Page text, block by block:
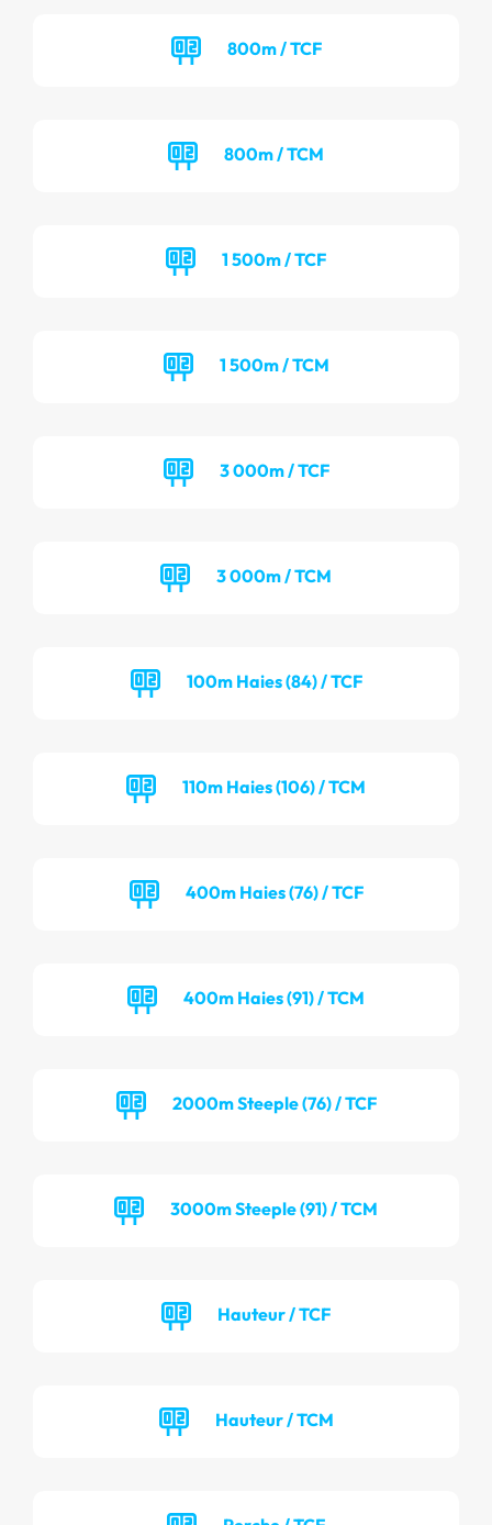
800m / TCF
800m / TCM
1 500m / TCF
1 500m / TCM
3 000m / TCF
3 000m / TCM
100m Haies (84) / TCF
110m Haies (106) / TCM
400m Haies (76) / TCF
400m Haies (91) / TCM
2000m Steeple (76) / TCF
3000m Steeple (91) / TCM
Hauteur / TCF
Hauteur / TCM